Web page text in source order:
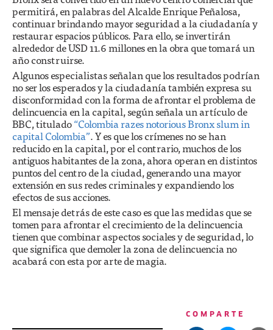
permitirá, en palabras del Alcalde Enrique Peñalosa,
continuar brindando mayor seguridad a la ciudadanía y
restaurar espacios públicos. Para ello, se invertirán
alrededor de USD 11.6 millones en la obra que tomará un
año construirse.
Algunos especialistas señalan que los resultados podrían
no ser los esperados y la ciudadanía también expresa su
disconformidad con la forma de afrontar el problema de
delincuencia en la capital, según señala un artículo de
BBC, titulado“Colombia razes notorious Bronx slum in
capital Colombia”. Y es que los crímenes no se han
reducido en la capital, por el contrario, muchos de los
antiguos habitantes de la zona, ahora operan en distintos
puntos del centro de la ciudad, generando una mayor
extensión en sus redes criminales y expandiendo los
efectos de sus acciones.
El mensaje detrás de este caso es que las medidas que se
tomen para afrontar el crecimiento de la delincuencia
tienen que combinar aspectos sociales y de seguridad, lo
que significa que demoler la zona de delincuencia no
acabará con esta por arte de magia.
COMPARTE